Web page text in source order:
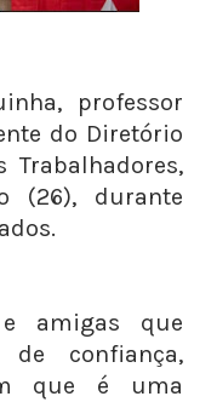
professor
do Diretório
(26), durante
amigas que
de confiança,
que é uma